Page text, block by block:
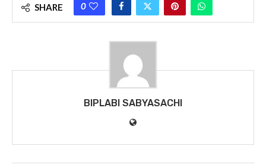
SHARE 0
BIPLABI SABYASACHI